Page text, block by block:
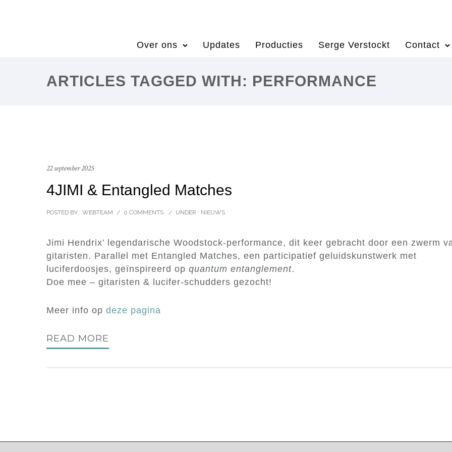
Over ons Updates Producties Serge Verstockt Contact
ARTICLES TAGGED WITH: PERFORMANCE
22 september 2025
4JIMI & Entangled Matches
POSTED BY : WEBTEAM / 0 COMMENTS / UNDER : NIEUWS
Jimi Hendrix’ legendarische Woodstock-performance, dit keer gebracht door een zwerm
gitaristen. Parallel met Entangled Matches, een participatief geluidskunstwerk met
luciferdoosjes, geïnspireerd op quantum entanglement.
Doe mee – gitaristen & lucifer-schudders gezocht!
Meer info op deze pagina
READ MORE